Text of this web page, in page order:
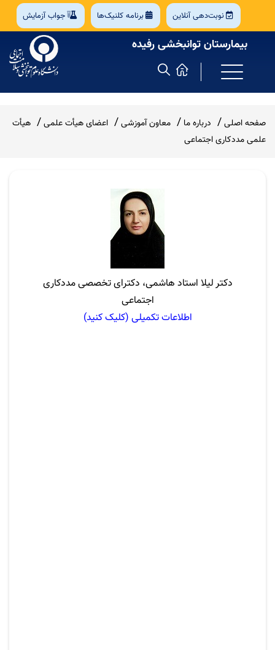
نوبت‌دهی آنلاین برنامه کلنیک‌ها جواب آزمایش
بیمارستان توانبخشی رفیده
صفحه اصلی درباره ما معاون آموزشی اعضای هیأت علمی
هیأت
علمی مددکاری اجتماعی
دکتر لیلا استاد هاشمی، دکترای تخصصی مددکاری
اجتماعی
اطلاعات تکمیلی (کلیک کنید)